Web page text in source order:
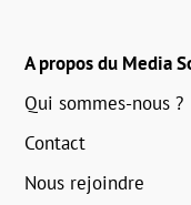
A propos du Media
Qui sommes-nous ?
Contact
Nous rejoindre